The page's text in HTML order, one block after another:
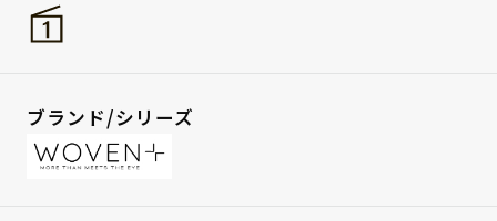
ブランド/シリーズ